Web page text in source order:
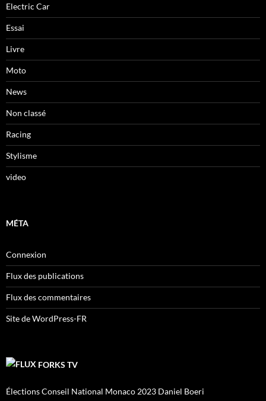
Electric Car
Essai
Livre
Moto
News
Non classé
Racing
Stylisme
video
MÉTA
Connexion
Flux des publications
Flux des commentaires
Site de WordPress-FR
FORKS TV
Élections Conseil National Monaco 2023 Daniel Boeri